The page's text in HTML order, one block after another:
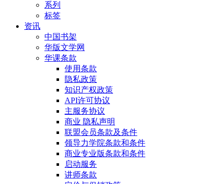
系列
标签
资讯
中国书架
华版文学网
华课条款
使用条款
隐私政策
知识产权政策
API许可协议
主服务协议
商业 隐私声明
联盟会员条款及条件
领导力学院条款和条件
商业专业版条款和条件
启动服务
讲师条款